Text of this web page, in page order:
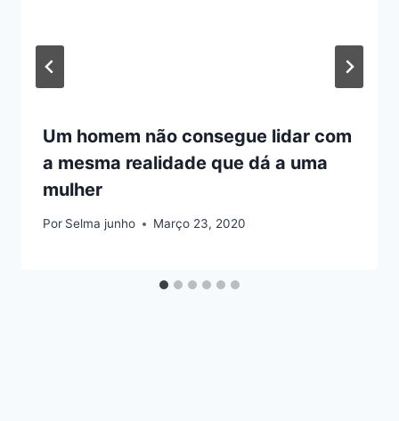
Um homem não consegue lidar com
a mesma realidade que dá a uma
mulher
Por Selma junho Março 23, 2020